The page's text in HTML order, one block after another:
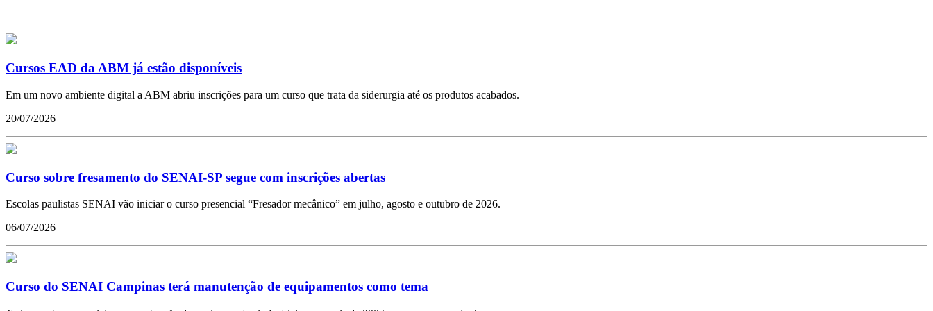
Cursos EAD da ABM já estão disponíveis
Em um novo ambiente digital a ABM abriu inscrições para um curso que trata da siderurgia até os produtos acabados.
20/07/2026
Curso sobre fresamento do SENAI-SP segue com inscrições abertas
Escolas paulistas SENAI vão iniciar o curso presencial “Fresador mecânico” em julho, agosto e outubro de 2026.
06/07/2026
Curso do SENAI Campinas terá manutenção de equipamentos como tema